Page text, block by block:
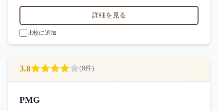
績。6件の口コミ・評判からえんナビの特徴を比較できま
詳細を見る
比較に追加
3.8 (8件)
PMG